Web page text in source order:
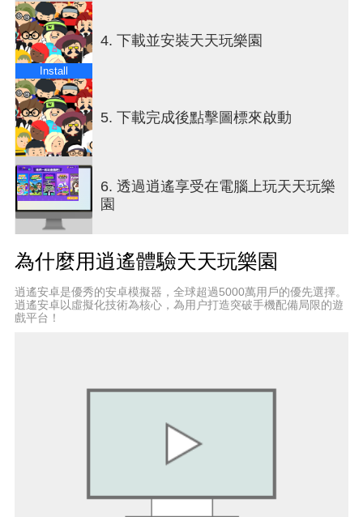
● 與好友挑戰各種有趣的小遊戲吧！
與30人競爭，成為最後的贏家，盡情享受「大家一
起遊戲派對」「殭屍病毒」「障礙物奔跑」「無限
之塔」「時尚達人」「SnowWars.io」「登上高空」
和學校小遊戲等，展現你的實力吧！
● 在不同的釣魚場地捕捉新奇魚類，展現釣魚成就
吧！
在池塘、海洋、泳池等各種地方釣魚，種類甚至超
達600種。 魚種將不斷更新，讓你時刻充滿新鮮
感。 每個釣魚場地還有特殊魚種，快來完成圖鑑，
並和好友炫耀吧！
化石吧！
超過300種的昆蟲等你捕捉！ 還能體驗挖掘恐龍化
石和稀有鑽石的趣味。 獲得後可以販售，也可以當
作展示品，讓好友們欣賞一下你的收藏吧！
有期間限定的寵物，快來看看！
Install
4. 下載並安裝天天玩樂園
5. 下載完成後點擊圖標來啟動
6. 透過逍遙享受在電腦上玩天天玩樂
園
為什麼用逍遙體驗天天玩樂園
逍遙安卓是優秀的安卓模擬器，全球超過5000萬用戶的優先選擇。
逍遙安卓以虛擬化技術為核心，為用户打造突破手機配備局限的遊
戲平台！